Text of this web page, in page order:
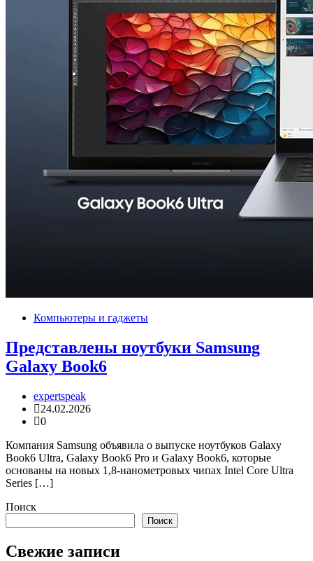
Компьютеры и гаджеты
Представлены ноутбуки Samsung
Galaxy Book6
expertspeak
24.02.2026
0
Компания Samsung объявила о выпуске ноутбуков Galaxy
Book6 Ultra, Galaxy Book6 Pro и Galaxy Book6, которые
основаны на новых 1,8-нанометровых чипах Intel Core Ultra
Series […]
Поиск
Поиск
Свежие записи